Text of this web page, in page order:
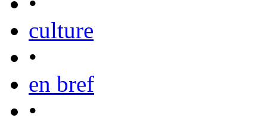
culture
•
en bref
•